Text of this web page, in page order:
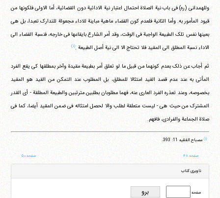
وللهمدانی (ره) فی باب نیة الصلاة احتمال اعتبار نیة الادائیة دون القضائیة، أما الاولی فلکونها من
قیود المأمور به. وأما الثانیة فلعدم کون القضاء ماهیة مباینة للاداء مجعولة للتدارک تعبدا، بل هی
بعینها نفس تلک الطبیعة الواجبة فی الوقت، وقد أمر الشارع بایقاعها فی خارجه، فنسبة القضاء الی
الاداء نسبة المطلق الی المقید فلا تحتاج الا الی نیة أصل الطبیعة .(۱)
ثم أجاب عن ذلک بعدم کونهما من قبیل ما لو تعلق أمر بطبیعة مقیدة وآخر بمطلقها کی یقع الفرد
المأتی به عند عدم قصد القید امتثالا للمطلق، بل المطلوب عند التمکن من القید هو المقید
بخصوصه، وعند تعذره الفرد العاری عنه، فهما مطلوبان بطلبین مترتبین والطبیعة المطلقة - أی القدر
المشترک من حیث هی - لیست متعلقة لطلب والا لحصل امتثاله فی ضمن المقید أیضا، کما فی
صلاة الجماعة والفرادی، فافهم.
(۱) مصباح الفقیه 11: 393.
صفحه ۴۸ صفحه ۵۰
ناوبری کتاب
صفحه